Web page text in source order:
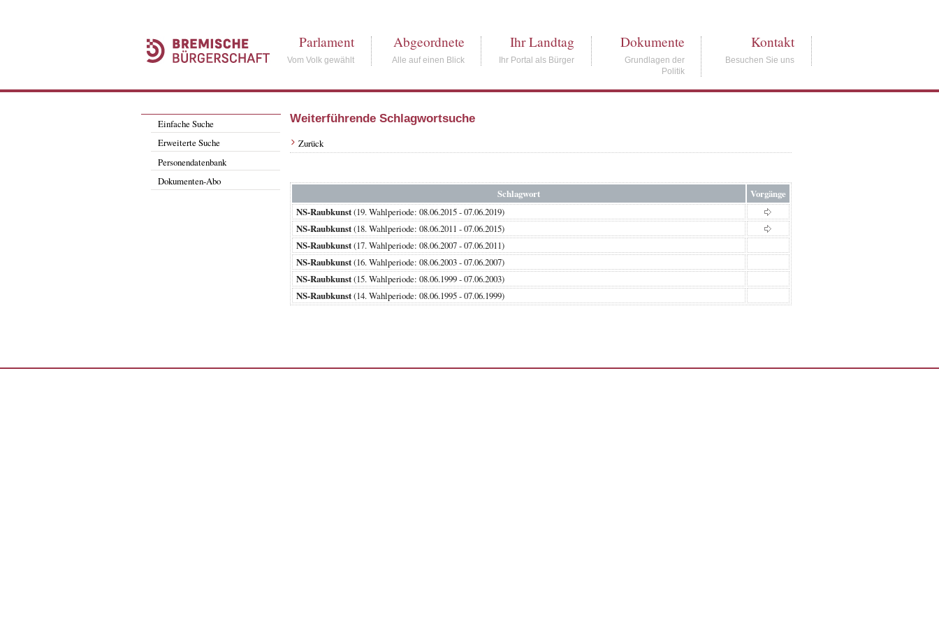
Parlament
Vom Volk gewählt
Abgeordnete
Alle auf einen Blick
Ihr Landtag
Ihr Portal als Bürger
Dokumente
Grundlagen der
Politik
Kontakt
Besuchen Sie uns
Einfache Suche
Erweiterte Suche
Personendatenbank
Dokumenten-Abo
Weiterführende Schlagwortsuche
Zurück
Schlagwort
Vorgänge
NS-Raubkunst(19. Wahlperiode: 08.06.2015 - 07.06.2019)
NS-Raubkunst(18. Wahlperiode: 08.06.2011 - 07.06.2015)
NS-Raubkunst(17. Wahlperiode: 08.06.2007 - 07.06.2011)
NS-Raubkunst(16. Wahlperiode: 08.06.2003 - 07.06.2007)
NS-Raubkunst(15. Wahlperiode: 08.06.1999 - 07.06.2003)
NS-Raubkunst(14. Wahlperiode: 08.06.1995 - 07.06.1999)